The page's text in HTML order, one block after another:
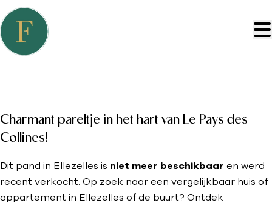
Ga naar hoofdinhoud
VERKOCHT BINNEN 1 WEEK
Charmant pareltje in het hart van Le Pays des
Collines!
Dit pand in Ellezelles is niet meer beschikbaar en werd
recent verkocht. Op zoek naar een vergelijkbaar huis of
appartement in Ellezelles of de buurt? Ontdek